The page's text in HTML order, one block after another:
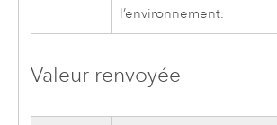
l’environnement.
Valeur renvoyée